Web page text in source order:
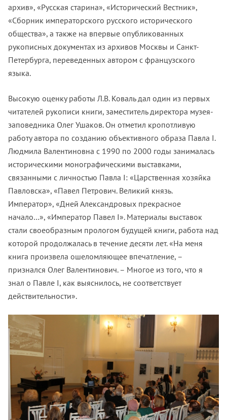
архив», «Русская старина», «Исторический Вестник»,
«Сборник императорского русского исторического
общества», а также на впервые опубликованных
рукописных документах из архивов Москвы и Санкт-
Петербурга, переведенных автором с французского
языка.
Высокую оценку работы Л.В. Коваль дал один из первых
читателей рукописи книги, заместитель директора музея-
заповедника Олег Ушаков. Он отметил кропотливую
работу автора по созданию объективного образа Павла I.
Людмила Валентиновна с 1990 по 2000 годы занималась
историческими монографическими выставками,
связанными с личностью Павла I: «Царственная хозяйка
Павловска», «Павел Петрович. Великий князь.
Император», «Дней Александровых прекрасное
начало…», «Император Павел I». Материалы выставок
стали своеобразным прологом будущей книги, работа над
которой продолжалась в течение десяти лет. «На меня
книга произвела ошеломляющее впечатление, –
признался Олег Валентинович. – Многое из того, что я
знал о Павле I, как выяснилось, не соответствует
действительности».